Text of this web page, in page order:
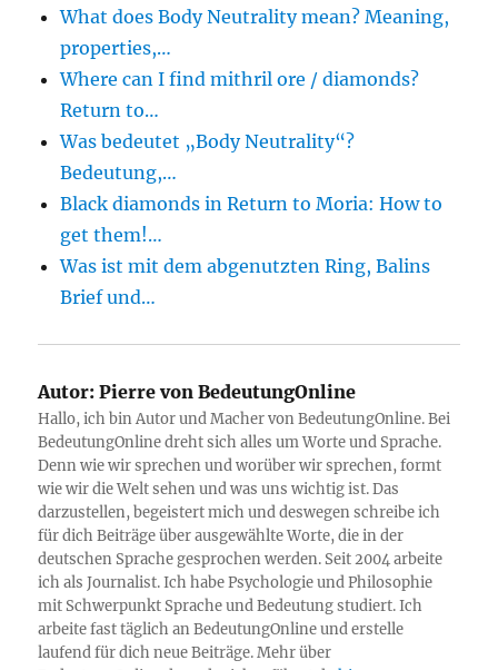
What does Body Neutrality mean? Meaning,
properties,…
Where can I find mithril ore / diamonds?
Return to…
Was bedeutet „Body Neutrality“?
Bedeutung,…
Black diamonds in Return to Moria: How to
get them!…
Was ist mit dem abgenutzten Ring, Balins
Brief und…
Autor: Pierre von BedeutungOnline
Hallo, ich bin Autor und Macher von BedeutungOnline. Bei
BedeutungOnline dreht sich alles um Worte und Sprache.
Denn wie wir sprechen und worüber wir sprechen, formt
wie wir die Welt sehen und was uns wichtig ist. Das
darzustellen, begeistert mich und deswegen schreibe ich
für dich Beiträge über ausgewählte Worte, die in der
deutschen Sprache gesprochen werden. Seit 2004 arbeite
ich als Journalist. Ich habe Psychologie und Philosophie
mit Schwerpunkt Sprache und Bedeutung studiert. Ich
arbeite fast täglich an BedeutungOnline und erstelle
laufend für dich neue Beiträge. Mehr über